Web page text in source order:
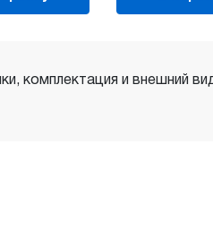
комплектация и внешний